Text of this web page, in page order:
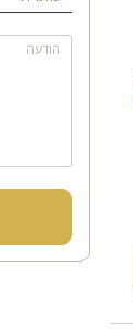
הודעה